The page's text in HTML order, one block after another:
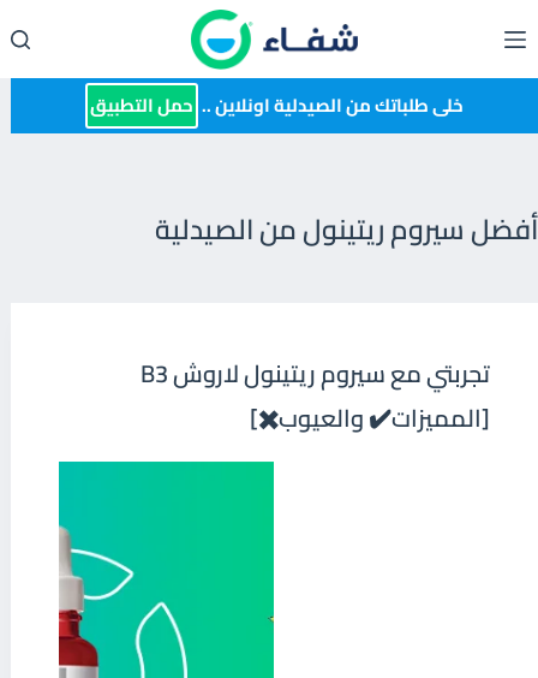
إلى
المحتوى خلى طلباتك من الصيدلية اونلاين .. حمل التطبيق
أفضل سيروم ريتينول من الصيدلية
تجربتي مع سيروم ريتينول لاروش B3
[المميزات✔️ والعيوب✖️]